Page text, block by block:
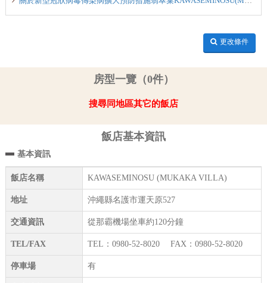
更改條件
房型一覽（0件）
搜尋同地區其它的飯店
飯店基本資訊
基本資訊
飯店名稱 KAWASEMINOSU (MUKAKA VILLA)
地址 沖繩縣名護市運天原527
交通資訊 從那霸機場坐車約120分鐘
TEL/FAX TEL：0980-52-8020 FAX：0980-52-8020
停車場 有